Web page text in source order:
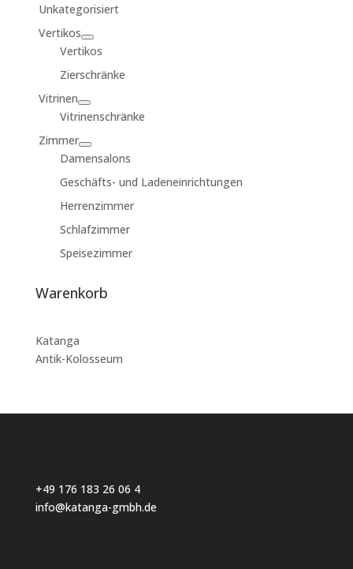
Unkategorisiert
Vertikos
Vertikos
Zierschränke
Vitrinen
Vitrinenschränke
Zimmer
Damensalons
Geschäfts- und Ladeneinrichtungen
Herrenzimmer
Schlafzimmer
Speisezimmer
Warenkorb
Katanga
Antik-Kolosseum
+49 176 183 26 06 4
info@katanga-gmbh.de